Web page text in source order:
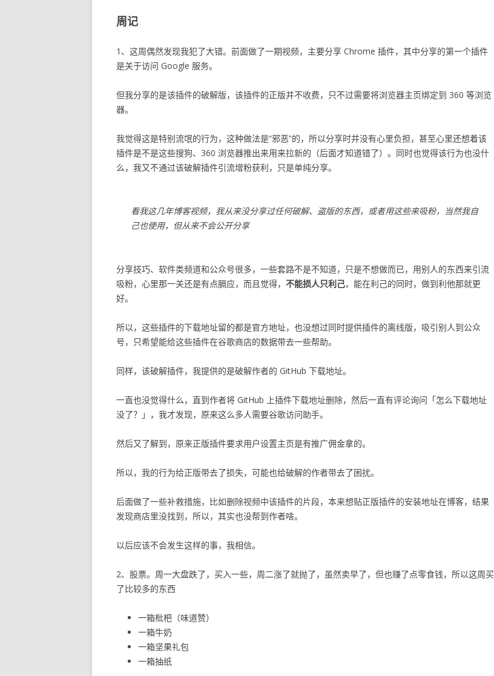
周记
1、这周偶然发现我犯了大错。前面做了一期视频，主要分享 Chrome 插件，其中分享的第一个插件
是关于访问 Google 服务。
但我分享的是该插件的破解版，该插件的正版并不收费，只不过需要将浏览器主页绑定到 360 等浏览
器。
我觉得这是特别流氓的行为，这种做法是“邪恶”的，所以分享时并没有心里负担，甚至心里还想着该
插件是不是这些搜狗、360 浏览器推出来用来拉新的（后面才知道错了）。同时也觉得该行为也没什
么，我又不通过该破解插件引流增粉获利，只是单纯分享。
看我这几年博客视频，我从来没分享过任何破解、盗版的东西，或者用这些来吸粉，当然我自
己也使用，但从来不会公开分享
分享技巧、软件类频道和公众号很多，一些套路不是不知道，只是不想做而已，用别人的东西来引流
吸粉，心里那一关还是有点膈应，而且觉得， 不能损人只利己，能在利己的同时，做到利他那就更
好。
所以，这些插件的下载地址留的都是官方地址，也没想过同时提供插件的离线版，吸引别人到公众
号，只希望能给这些插件在谷歌商店的数据带去一些帮助。
同样，该破解插件，我提供的是破解作者的 GitHub 下载地址。
一直也没觉得什么，直到作者将 GitHub 上插件下载地址删除，然后一直有评论询问「怎么下载地址
没了？」，我才发现，原来这么多人需要谷歌访问助手。
然后又了解到，原来正版插件要求用户设置主页是有推广佣金拿的。
所以，我的行为给正版带去了损失，可能也给破解的作者带去了困扰。
后面做了一些补救措施，比如删除视频中该插件的片段，本来想贴正版插件的安装地址在博客，结果
发现商店里没找到，所以，其实也没帮到作者啥。
以后应该不会发生这样的事，我相信。
2、股票。周一大盘跌了，买入一些，周二涨了就抛了，虽然卖早了，但也赚了点零食钱，所以这周买
了比较多的东西
一箱枇杷（味道赞）
一箱牛奶
一箱坚果礼包
一箱抽纸